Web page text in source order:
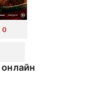
0